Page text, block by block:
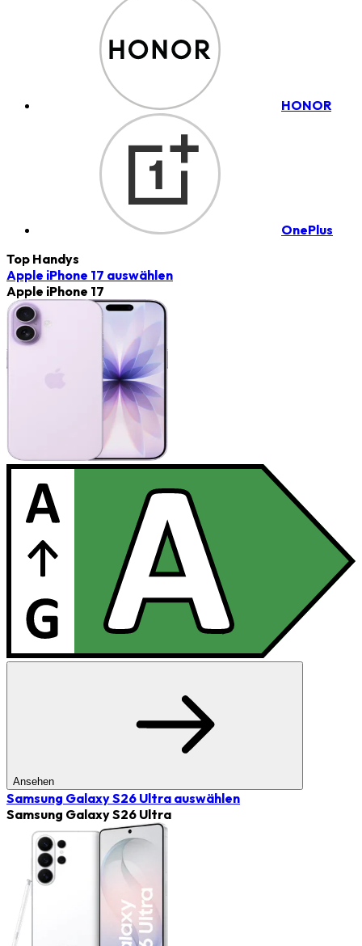
HONOR
OnePlus
Top Handys
Apple iPhone 17 auswählen
Apple iPhone 17
Ansehen
Samsung Galaxy S26 Ultra auswählen
Samsung Galaxy S26 Ultra